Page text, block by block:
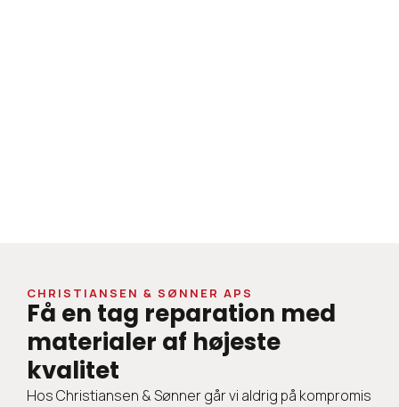
CHRISTIANSEN & SØNNER APS
Få en tag reparation med
materialer af højeste
kvalitet
Hos Christiansen & Sønner går vi aldrig på kompromis